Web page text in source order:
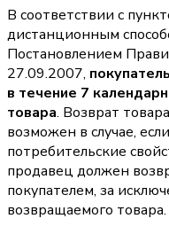
В соответствии с
дистанционным
Постановлением
27.09.2007,
в течение 7
товара. Возврат
возможен в случае,
потребительские
продавец должен
покупателем, за
возвращаемого товара.